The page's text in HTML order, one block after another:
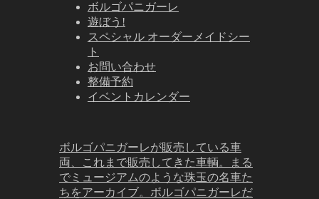
ボルゴパニガーレ
遊ぼう!
スペシャル オーダーメイドシー
ト
お問い合わせ
整備予約
イベントカレンダー
ボルゴパニガーレが販売している車
両、これまで販売してきた車輌。まる
でミュージアムのような珠玉の名車た
ちをアーカイブ。ボルゴパニガーレだ